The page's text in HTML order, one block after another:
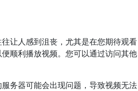
让人感到沮丧，尤其是在您期待观看
顺利播放视频。您可以通过访问其他
务器可能会出现问题，导致视频无法